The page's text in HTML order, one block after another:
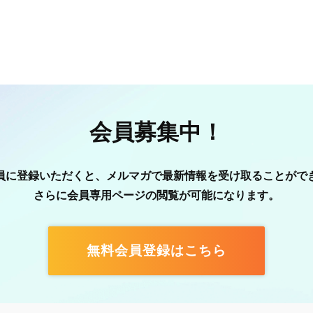
会員募集中！
に登録いただくと、メルマガで最新情報を受け取ることがで
さらに会員専用ページの閲覧が可能になります。
無料会員登録はこちら